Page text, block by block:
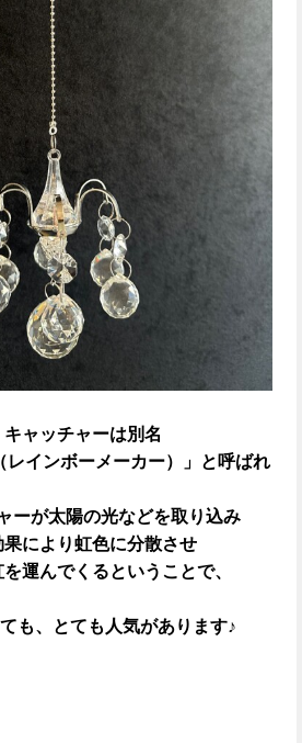
ャッチャーは別名
レインボーメーカー）」と呼ばれ
ーが太陽の光などを取り込み
果により虹色に分散させ
運んでくるということで、
も、とても人気があります♪